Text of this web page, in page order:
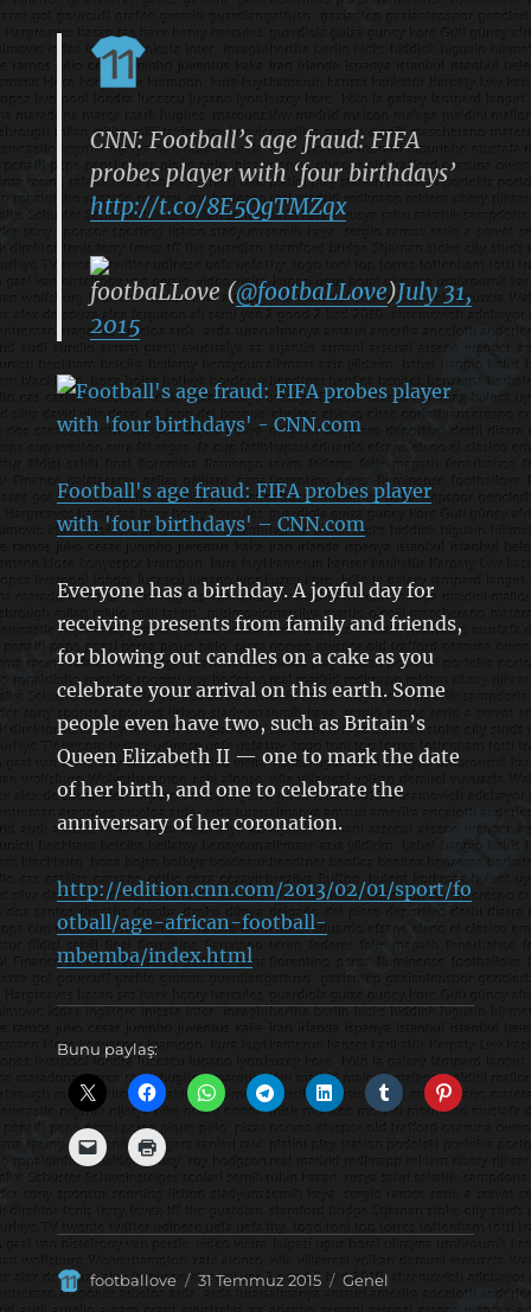
CNN: Football’s age fraud: FIFA
probes player with ‘four birthdays’
http://t.co/8E5QgTMZqx
footbaLLove (@footbaLLove)July 31,
2015
Football's age fraud: FIFA probes player
with 'four birthdays' – CNN.com
Everyone has a birthday. A joyful day for
receiving presents from family and friends,
for blowing out candles on a cake as you
celebrate your arrival on this earth. Some
people even have two, such as Britain’s
Queen Elizabeth II — one to mark the date
of her birth, and one to celebrate the
anniversary of her coronation.
http://edition.cnn.com/2013/02/01/sport/fo
otball/age-african-football-
mbemba/index.html
Bunu paylaş:
Yazar
footballove
Yayın
31 Temmuz 2015 Kategoriler
Genel